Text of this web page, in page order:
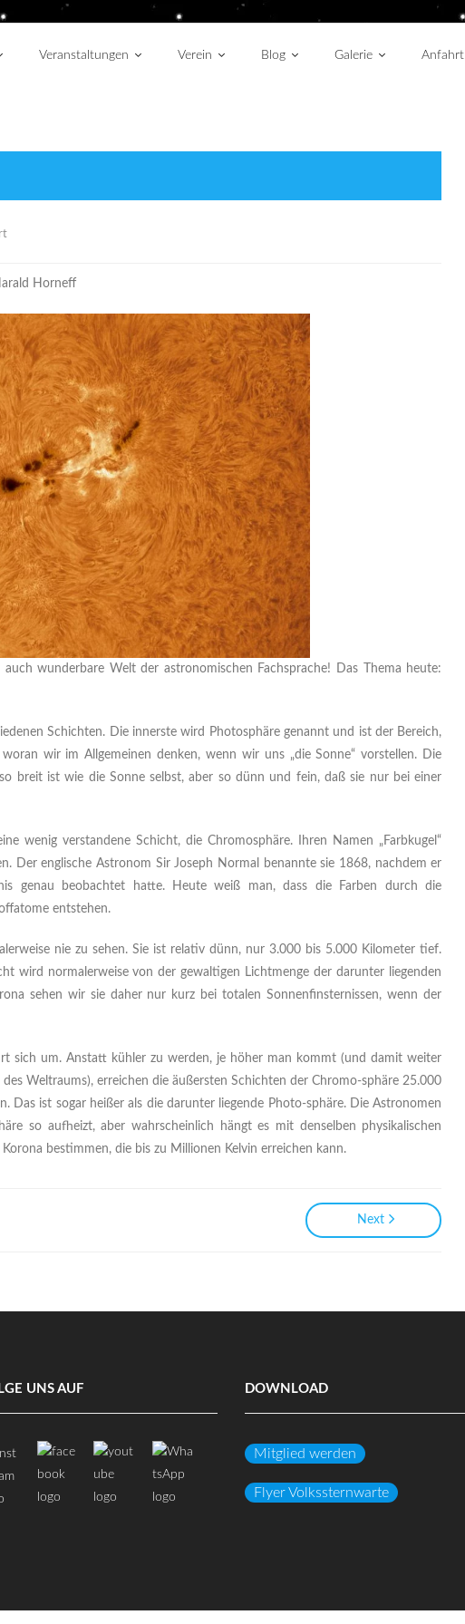
Veranstaltungen Verein Blog Galerie Anfahrt
Horneff
wunderbare Welt der astronomischen Fachsprache! Das Thema heute:
Schichten. Die innerste wird Photosphäre genannt und ist der Bereich,
wir im Allgemeinen denken, wenn wir uns „die Sonne“ vorstellen. Die
breit ist wie die Sonne selbst, aber so dünn und fein, daß sie nur bei einer
wenig verstandene Schicht, die Chromosphäre. Ihren Namen „Farbkugel“
Der englische Astronom Sir Joseph Normal benannte sie 1868, nachdem er
genau beobachtet hatte. Heute weiß man, dass die Farben durch die
entstehen.
nie zu sehen. Sie ist relativ dünn, nur 3.000 bis 5.000 Kilometer tief.
wird normalerweise von der gewaltigen Lichtmenge der darunter liegenden
sehen wir sie daher nur kurz bei totalen Sonnenfinsternissen, wenn der
sich um. Anstatt kühler zu werden, je höher man kommt (und damit weiter
Weltraums), erreichen die äußersten Schichten der Chromo-sphäre 25.000
Das ist sogar heißer als die darunter liegende Photo-sphäre. Die Astronomen
so aufheizt, aber wahrscheinlich hängt es mit denselben physikalischen
bestimmen, die bis zu Millionen Kelvin erreichen kann.
Next
UNS AUF DOWNLOAD
Mitglied werden
Flyer Volkssternwarte